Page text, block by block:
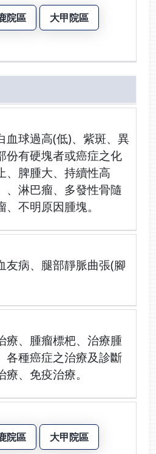
院區
大甲院區
血球過高(低)、紫斑、異
份有硬塊者或癌症之化
、脾腫大、持續性高
、淋巴瘤、多發性骨隨
不明原因腫塊。
友病、腿部靜脈曲張(腳
療、腫瘤標杷、治療腫
各種癌症之治療及診斷
、免疫治療。
院區 大甲院區